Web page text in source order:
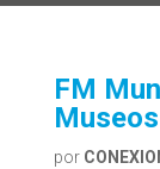
FM
Museos
por